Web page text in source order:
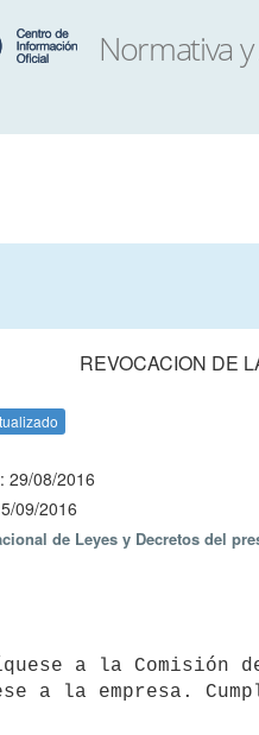
REVOCACION DE
29/08/2016
09/2016
de Leyes y Decretos del